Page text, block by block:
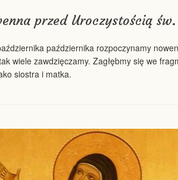
przed Uroczystością
października rozpoczynamy
wiele zawdzięczamy. Zagłębmy się we
siostra i matka.